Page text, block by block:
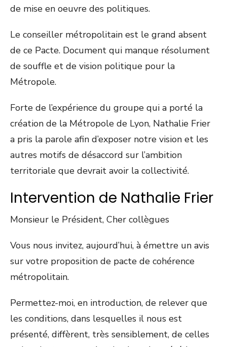
de mise en oeuvre des politiques.
Le conseiller métropolitain est le grand absent
de ce Pacte. Document qui manque résolument
de souffle et de vision politique pour la
Métropole.
Forte de l’expérience du groupe qui a porté la
création de la Métropole de Lyon, Nathalie Frier
a pris la parole afin d’exposer notre vision et les
autres motifs de désaccord sur l’ambition
territoriale que devrait avoir la collectivité.
Intervention de Nathalie Frier
Monsieur le Président, Cher collègues
Vous nous invitez, aujourd’hui, à émettre un avis
sur votre proposition de pacte de cohérence
métropolitain.
Permettez-moi, en introduction, de relever que
les conditions, dans lesquelles il nous est
présenté, diffèrent, très sensiblement, de celles